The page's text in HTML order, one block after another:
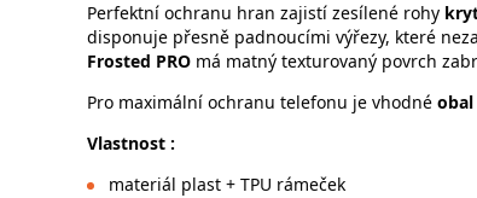
Perfektní ochranu hran zajistí zesílené rohy
disponuje přesně padnoucími výřezy, které
Frosted PRO má matný texturovaný povrch
Pro maximální ochranu telefonu je vhodné obal
Vlastnost :
materiál plast + TPU rámeček